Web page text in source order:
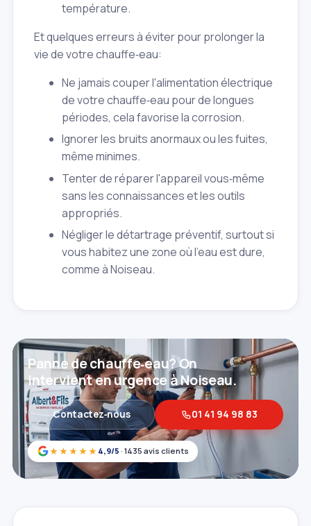
température.
Et quelques erreurs à éviter pour prolonger la
vie de votre chauffe‑eau:
Ne jamais couper l'alimentation électrique
de votre chauffe‑eau pour de longues
périodes, cela favorise la corrosion.
Ignorer les bruits anormaux ou les fuites,
même minimes.
Tenter de réparer l'appareil vous‑même
sans les connaissances et les outils
appropriés.
Négliger le détartrage préventif, surtout si
vous habitez une zone où l'eau est dure,
comme à Noiseau.
★★★★★ 4,9/5 · 1435 avis clients
Panne de chauffe‑eau? On
intervient en urgence à Noiseau.
Contactez‑nous 01 41 94 98 83